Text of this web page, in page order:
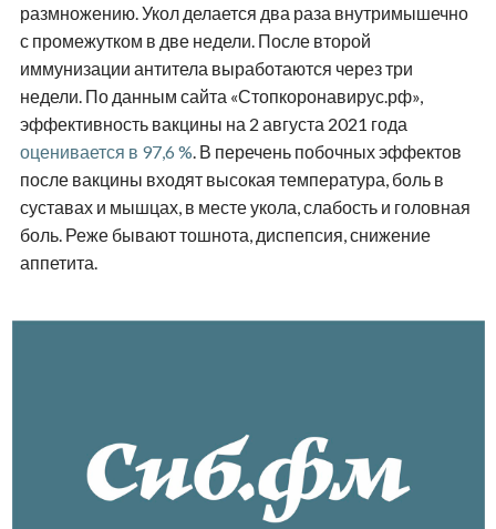
размножению. Укол делается два раза внутримышечно
с промежутком в две недели. После второй
иммунизации антитела выработаются через три
недели. По данным сайта «Стопкоронавирус.рф»,
эффективность вакцины на 2 августа 2021 года
оценивается в 97,6 %. В перечень побочных эффектов
после вакцины входят высокая температура, боль в
суставах и мышцах, в месте укола, слабость и головная
боль. Реже бывают тошнота, диспепсия, снижение
аппетита.